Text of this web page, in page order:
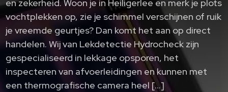
en zekerheid. Woon je in Heiligerlee en merk je plots
vochtplekken op, zie je schimmel verschijnen of ruik
je vreemde geurtjes? Dan komt het aan op direct
handelen. Wij van Lekdetectie Hydrocheck zijn
gespecialiseerd in lekkage opsporen, het
inspecteren van afvoerleidingen en kunnen met
een thermografische camera heel […]